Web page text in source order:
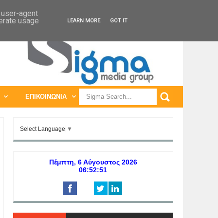
ΠΑΓΚΟΣΜΙΕΣ ΕΚΘΕΣΕΙΣ
ΕΠΙΚΟΙΝΩΝΙΑ
Select Language ▼
agent
usage LEARN MORE GOT IT